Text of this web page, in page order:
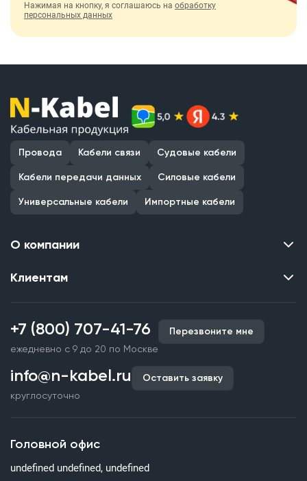
Нажимая на кнопку, я соглашаюсь на обработку
персональных данных
Провода Кабели связи Судовые кабели
Кабели передачи данных Силовые кабели
Универсальные кабели Импортные кабели
О компании
Контакты
Наши объекты
Партнерство
Документы и реквизиты
Клиентам
Производство кабельной продукции
Срочное изготовление
Оплата и доставка
Гарантия качества
Статьи
Вопросы и ответы
+7 (800) 707-41-76
ежедневно с 9 до 20 по Москве
Перезвоните мне
info@n-kabel.ru
круглосуточно
Оставить заявку
Головной офис
undefined undefined, undefined